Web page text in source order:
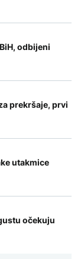
odbijeni
prekršaje, prvi
utakmice
očekuju